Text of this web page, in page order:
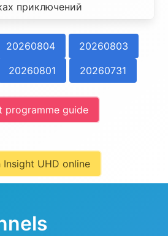
приключений
20260804
20260803
20260801 20260731
programme guide
Insight UHD online